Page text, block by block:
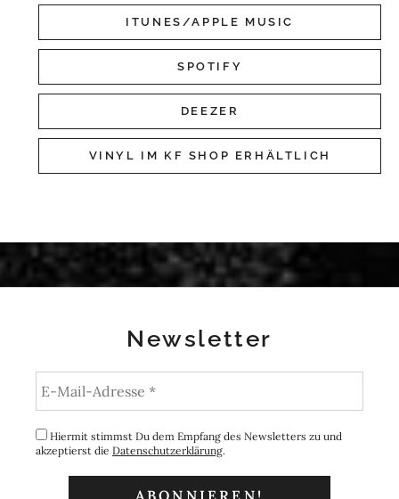
ITUNES/APPLE MUSIC
SPOTIFY
DEEZER
VINYL IM KF SHOP ERHÄLTLICH
Newsletter
Hiermit stimmst Du dem Empfang des Newsletters zu und
akzeptierst die Datenschutzerklärung.